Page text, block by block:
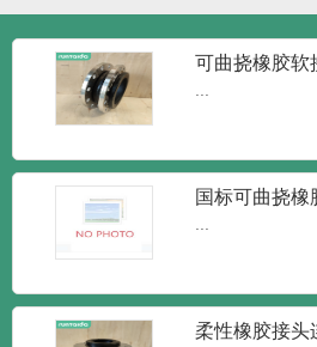
新闻 新闻
可曲挠橡胶软
...
国标可曲挠橡
...
柔性橡胶接头
润泰达-橡胶接
胶接头又叫做
润泰达-KXT
减震橡胶软接
KXT型可曲挠橡
润泰达-JGD